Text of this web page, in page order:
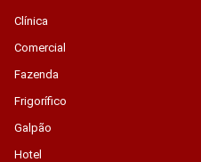
Clínica
Comercial
Fazenda
Frigorífico
Galpão
Hotel